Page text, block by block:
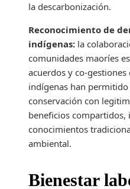
la descarbonización.
Reconocimiento de
indígenas: la
comunidades maoríes
acuerdos y co-gestiones
indígenas han
conservación con
beneficios compartidos,
conocimientos
ambiental.
Bienestar